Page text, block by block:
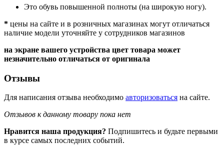
Это обувь повышенной полноты (на широкую ногу).
* цены на сайте и в розничных магазинах могут отличаться
наличие модели уточняйте у сотрудников магазинов
на экране вашего устройства цвет товара может
незначительно отличаться от оригинала
Отзывы
Для написания отзыва необходимо авторизоваться на сайте.
Отзывов к данному товару пока нет
Нравится наша продукция? Подпишитесь и будьте первыми
в курсе самых последних событий.